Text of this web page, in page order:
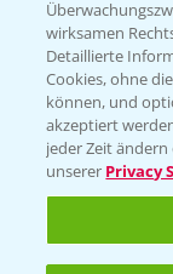
wirksamen
Detaillierte
Cookies, ohne
können, und
akzeptiert
jeder Zeit
unserer Privacy